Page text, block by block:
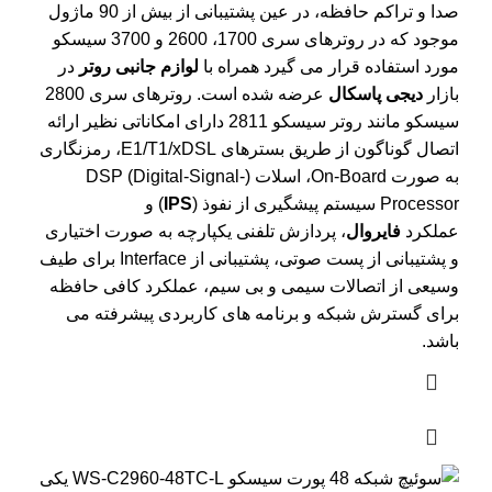
صدا و تراکم حافظه، در عین پشتیبانی از بیش از 90 ماژول
موجود که در روترهای سری 1700، 2600 و 3700 سیسکو
مورد استفاده قرار می گیرد همراه با لوازم جانبی روتر در
بازار دیجی پاسکال
عرضه شده است. روترهای سری 2800
سیسکو مانند روتر سیسکو 2811 دارای امکاناتی نظیر ارائه
اتصال گوناگون از طریق بسترهای E1/T1/xDSL، رمزنگاری
به صورت On-Board، اسلات (DSP (Digital-Signal-
Processor سیستم پیشگیری از نفوذ (
IPS ) و
عملکرد فایروال، پردازش تلفنی یکپارچه به صورت اختیاری
و پشتیبانی از پست صوتی، پشتیبانی از Interface برای طیف
وسیعی از اتصالات سیمی و بی سیم، عملکرد کافی حافظه
برای گسترش شبکه و برنامه های کاربردی پیشرفته می
باشد.